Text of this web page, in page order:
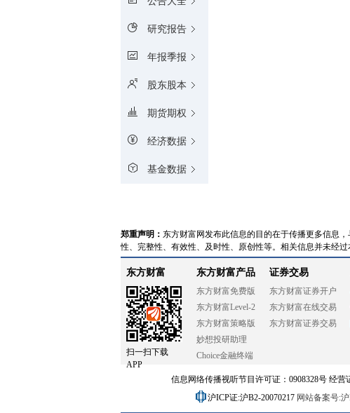
研究报告
年报季报
股东股本
期货期权
经济数据
基金数据
郑重声明： 东方财富网发布此信息的目的在于传播更多信息
性、完整性、有效性、及时性、原创性等。相关信息并未经
东方财富
扫一扫下载
APP
东方财富产品
东方财富免费版
东方财富Level-2
东方财富策略版
妙想投研助理
Choice金融终端
证券交易
东方财富证券开户
东方财富在线交易
东方财富证券交易
信息网络传播视听节目许可证：0908328号 经营
沪ICP证:沪B2-20070217 网站备案号: